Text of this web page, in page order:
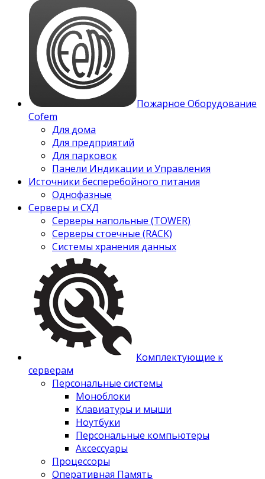
Пожарное Оборудование
Cofem
Для дома
Для предприятий
Для парковок
Панели Индикации и Управления
Источники бесперебойного питания
Однофазные
Серверы и СХД
Серверы напольные (TOWER)
Серверы стоечные (RACK)
Системы хранения данных
Комплектующие к
серверам
Персональные системы
Моноблоки
Клавиатуры и мыши
Ноутбуки
Персональные компьютеры
Аксессуары
Процессоры
Оперативная Память